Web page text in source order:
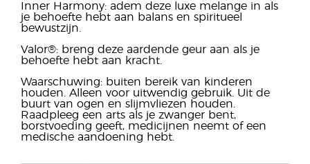
Inner Harmony: adem deze luxe melange in als
je behoefte hebt aan balans en spiritueel
bewustzijn.
Valor®: breng deze aardende geur aan als je
behoefte hebt aan kracht.
Waarschuwing: buiten bereik van kinderen
houden. Alleen voor uitwendig gebruik. Uit de
buurt van ogen en slijmvliezen houden.
Raadpleeg een arts als je zwanger bent,
borstvoeding geeft, medicijnen neemt of een
medische aandoening hebt.